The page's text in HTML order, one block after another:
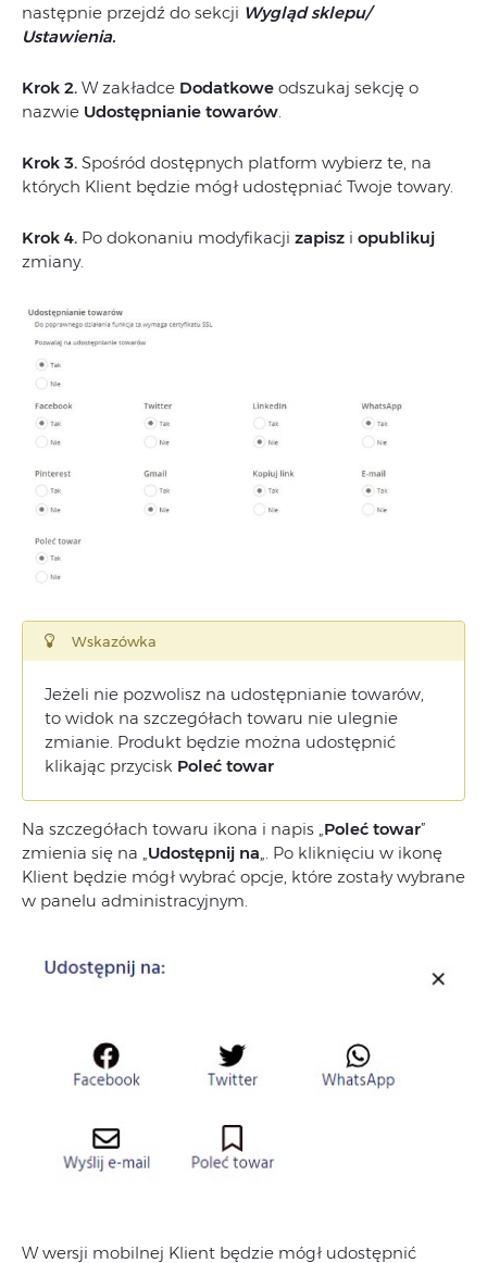
następnie przejdź do sekcji Wygląd sklepu/
Ustawienia.
Krok 2. W zakładce Dodatkowe odszukaj sekcję o
nazwie Udostępnianie towarów
Krok 3. Spośród dostępnych platform wybierz te, na
których Klient będzie mógł udostępniać Twoje towary.
Krok 4. Po dokonaniu modyfikacji zapisz i opublikuj
zmiany.
Wskazówka
Jeżeli nie pozwolisz na udostępnianie towarów,
to widok na szczegółach towaru nie ulegnie
zmianie. Produkt będzie można udostępnić
klikając przycisk Poleć towar
Na szczegółach towaru ikona i napis „ Poleć towar”
zmienia się na „ Udostępnij na „. Po kliknięciu w ikonę
Klient będzie mógł wybrać opcje, które zostały wybrane
w panelu administracyjnym.
W wersji mobilnej Klient będzie mógł udostępnić